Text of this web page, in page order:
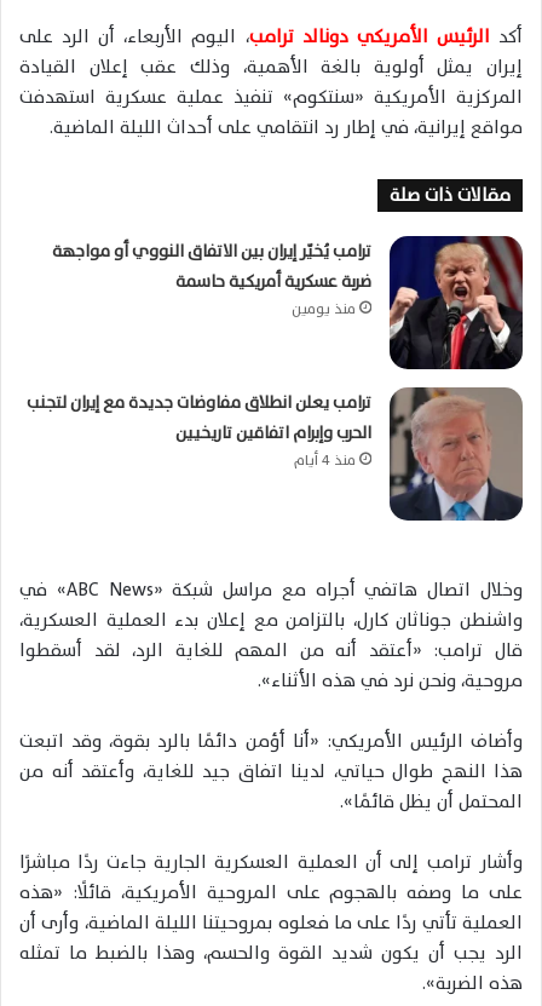
أكد الرئيس الأمريكي دونالد ترامب، اليوم الأربعاء، أن الرد على
إيران يمثل أولوية بالغة الأهمية، وذلك عقب إعلان القيادة
المركزية الأمريكية «سنتكوم» تنفيذ عملية عسكرية استهدفت
مواقع إيرانية، في إطار رد انتقامي على أحداث الليلة الماضية.
مقالات ذات صلة
ترامب يُخيّر إيران بين الاتفاق النووي أو مواجهة
ضربة عسكرية أمريكية حاسمة
منذ يومين
ترامب يعلن انطلاق مفاوضات جديدة مع إيران لتجنب
الحرب وإبرام اتفاقين تاريخيين
منذ 4 أيام
وخلال اتصال هاتفي أجراه مع مراسل شبكة «ABC News» في
واشنطن جوناثان كارل، بالتزامن مع إعلان بدء العملية العسكرية،
قال ترامب: «أعتقد أنه من المهم للغاية الرد، لقد أسقطوا
مروحية، ونحن نرد في هذه الأثناء».
وأضاف الرئيس الأمريكي: «أنا أؤمن دائمًا بالرد بقوة، وقد اتبعت
هذا النهج طوال حياتي، لدينا اتفاق جيد للغاية، وأعتقد أنه من
المحتمل أن يظل قائمًا».
وأشار ترامب إلى أن العملية العسكرية الجارية جاءت ردًا مباشرًا
على ما وصفه بالهجوم على المروحية الأمريكية، قائلًا: «هذه
العملية تأتي ردًا على ما فعلوه بمروحيتنا الليلة الماضية، وأرى أن
الرد يجب أن يكون شديد القوة والحسم، وهذا بالضبط ما تمثله
هذه الضربة».